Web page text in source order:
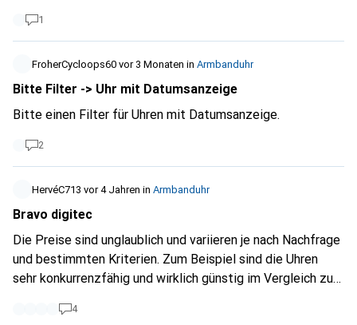
1
FroherCycloops60 vor 3 Monaten in Armbanduhr
Bitte Filter -> Uhr mit Datumsanzeige
Bitte einen Filter für Uhren mit Datumsanzeige.
2
HervéC713 vor 4 Jahren in Armbanduhr
Bravo digitec
Die Preise sind unglaublich und variieren je nach Nachfrage
und bestimmten Kriterien. Zum Beispiel sind die Uhren
sehr konkurrenzfähig und wirklich günstig im Vergleich zu
Außerdem schwanken die Preise regelmäßig, was es
4